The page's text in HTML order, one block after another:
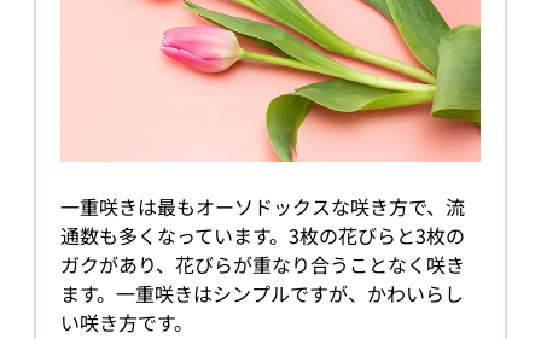
一重咲きは最もオーソドックスな咲き方で、流
通数も多くなっています。3枚の花びらと3枚の
ガクがあり、花びらが重なり合うことなく咲き
ます。一重咲きはシンプルですが、かわいらし
い咲き方です。